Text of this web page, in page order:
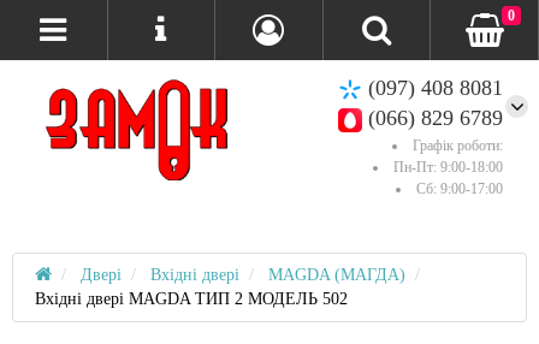
(097) 408 8081
(066) 829 6789
Графік роботи:
Пн-Пт: 9:00-18:00
Сб: 9:00-17:00
0
Двері Вхідні двері
MAGDA (МАГДА)
Вхідні двері MAGDA ТИП 2 МОДЕЛЬ 502